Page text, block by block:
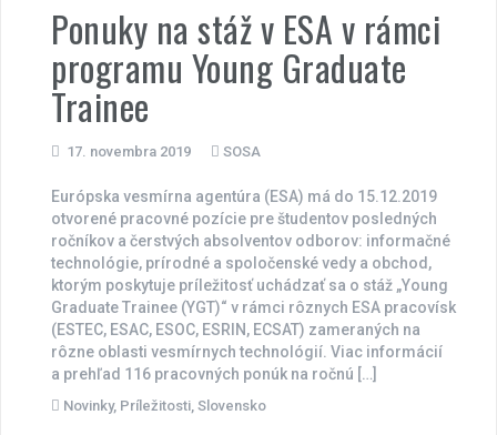
Ponuky na stáž v ESA v rámci
programu Young Graduate
Trainee
17. novembra 2019 SOSA
Európska vesmírna agentúra (ESA) má do 15.12.2019
otvorené pracovné pozície pre študentov posledných
ročníkov a čerstvých absolventov odborov: informačné
technológie, prírodné a spoločenské vedy a obchod,
ktorým poskytuje príležitosť uchádzať sa o stáž „Young
Graduate Trainee (YGT)“ v rámci rôznych ESA pracovísk
(ESTEC, ESAC, ESOC, ESRIN, ECSAT) zameraných na
rôzne oblasti vesmírnych technológií. Viac informácií
a prehľad 116 pracovných ponúk na ročnú […]
Novinky, Príležitosti Slovensko